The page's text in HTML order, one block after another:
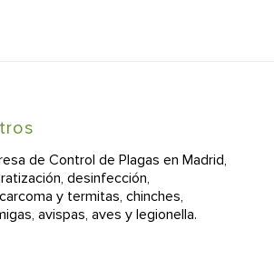
de Control de Plagas en Madrid,
desinfección,
y termitas, chinches,
avispas, aves y legionella.